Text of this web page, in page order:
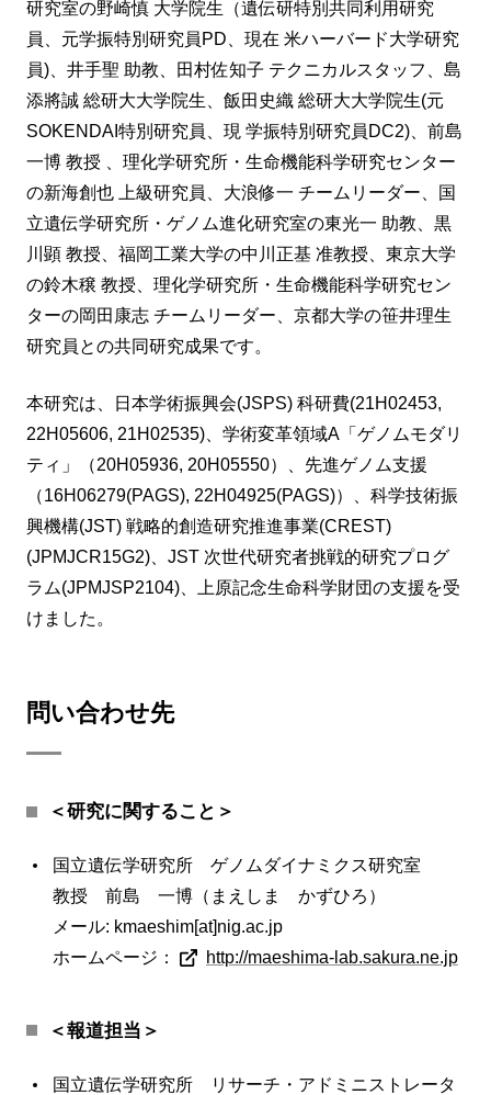
研究室の野崎慎 大学院生（遺伝研特別共同利用研究
員、元学振特別研究員PD、現在 米ハーバード大学研究
員)、井手聖 助教、田村佐知子 テクニカルスタッフ、島
添將誠 総研大大学院生、飯田史織 総研大大学院生(元
SOKENDAI特別研究員、現 学振特別研究員DC2)、前島
一博 教授 、理化学研究所・生命機能科学研究センター
の新海創也 上級研究員、大浪修一 チームリーダー、国
立遺伝学研究所・ゲノム進化研究室の東光一 助教、黒
川顕 教授、福岡工業大学の中川正基 准教授、東京大学
の鈴木穣 教授、理化学研究所・生命機能科学研究セン
ターの岡田康志 チームリーダー、京都大学の笹井理生
研究員との共同研究成果です。
本研究は、日本学術振興会(JSPS) 科研費(21H02453,
22H05606, 21H02535)、学術変革領域A「ゲノムモダリ
ティ」（20H05936, 20H05550）、先進ゲノム支援
（16H06279(PAGS), 22H04925(PAGS)）、科学技術振
興機構(JST) 戦略的創造研究推進事業(CREST)
(JPMJCR15G2)、JST 次世代研究者挑戦的研究プログ
ラム(JPMJSP2104)、上原記念生命科学財団の支援を受
けました。
問い合わせ先
＜研究に関すること＞
国立遺伝学研究所 ゲノムダイナミクス研究室
教授 前島 一博（まえしま かずひろ）
メール: kmaeshim[at]nig.ac.jp
ホームページ：
http://maeshima-lab.sakura.ne.jp
＜報道担当＞
国立遺伝学研究所 リサーチ・アドミニストレータ